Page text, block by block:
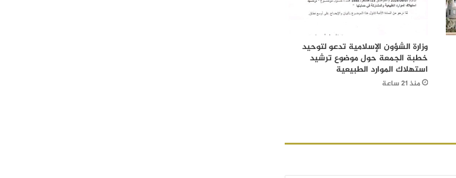
وزارة الشؤون الإسلامية تدعو لتوحيد
خطبة الجمعة حول موضوع ترشيد
استهلاك الموارد الطبيعية
منذ 21 ساعة